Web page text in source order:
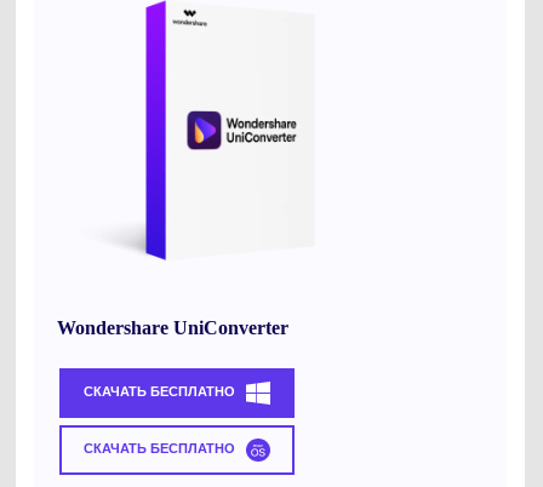
Wondershare UniConverter
СКАЧАТЬ БЕСПЛАТНО
СКАЧАТЬ БЕСПЛАТНО